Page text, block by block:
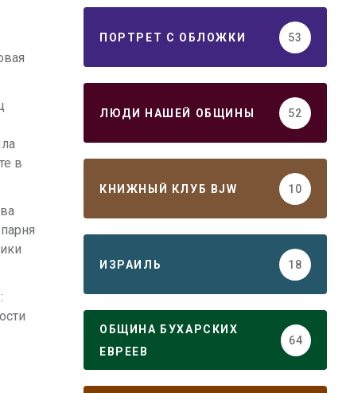
в
ПОРТРЕТ С ОБЛОЖКИ 53
ЛЮДИ НАШЕЙ ОБЩИНЫ 52
КНИЖНЫЙ КЛУБ BJW 10
ИЗРАИЛЬ 18
ОБЩИНА БУХАРСКИХ
ЕВРЕЕВ
64